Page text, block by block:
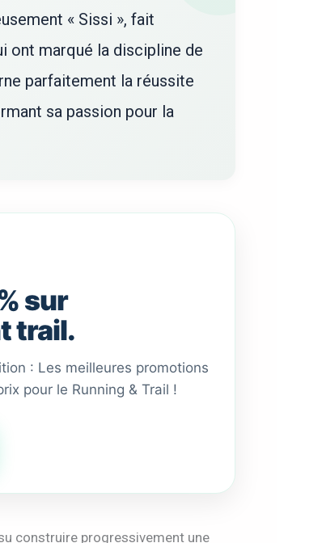
« Sissi », fait
ont marqué la discipline de
parfaitement la réussite
sa passion pour la
sur
trail.
: Les meilleures promotions
pour le Running & Trail !
construire progressivement une